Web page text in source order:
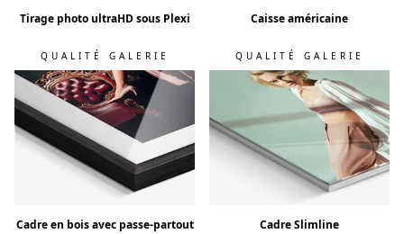
Tirage photo ultraHD sous Plexi Caisse américaine
QUALITÉ GALERIE
Cadre en bois avec passe-partout
QUALITÉ GALERIE
Cadre Slimline